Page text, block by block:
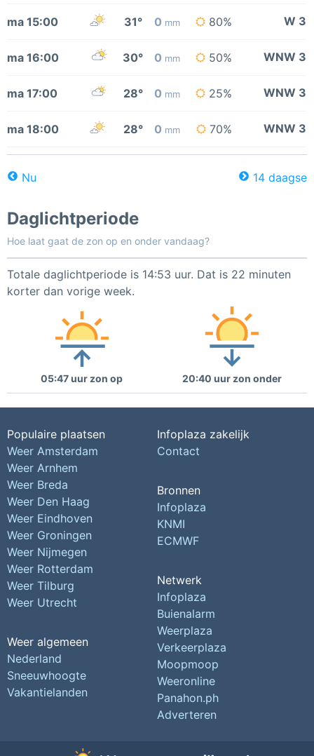
ma 15:00 31° 0 mm 80% W 3
ma 16:00 30° 0 mm 50% WNW 3
ma 17:00 28° 0 mm 25% WNW 3
ma 18:00 28° 0 mm 70% WNW 3
Nu 14 daagse
Daglichtperiode
Hoe laat gaat de zon op en onder vandaag?
Totale daglichtperiode is 14:53 uur. Dat is 22 minuten
korter dan vorige week.
05:47 uur zon op 20:40 uur zon onder
Populaire plaatsen
Weer Amsterdam
Weer Arnhem
Weer Breda
Weer Den Haag
Weer Eindhoven
Weer Groningen
Weer Nijmegen
Weer Rotterdam
Weer Tilburg
Weer Utrecht
Weer algemeen
Nederland
Sneeuwhoogte
Vakantielanden
Infoplaza zakelijk
Contact
Bronnen
Infoplaza
KNMI
ECMWF
Netwerk
Infoplaza
Buienalarm
Weerplaza
Verkeerplaza
Moopmoop
Weeronline
Panahon.ph
Adverteren